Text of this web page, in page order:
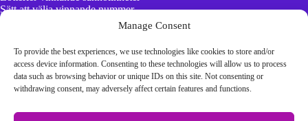
Manage Consent
To provide the best experiences, we use technologies like cookies to store and/or
access device information. Consenting to these technologies will allow us to process
data such as browsing behavior or unique IDs on this site. Not consenting or
withdrawing consent, may adversely affect certain features and functions.
Sätt att välja vinnande nummer
AI vs slumpmässiga nummergeneratorer
Tråkig information
Terms and conditions